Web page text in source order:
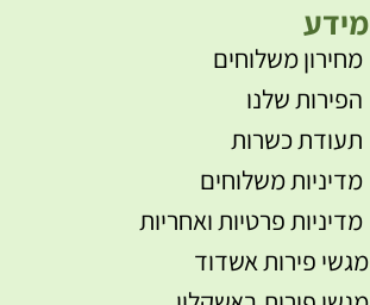
מידע
מחירון משלוחים
הפירות שלנו
תעודת כשרות
מדיניות משלוחים
מדיניות פרטיות ואחריות
מגשי פירות אשדוד